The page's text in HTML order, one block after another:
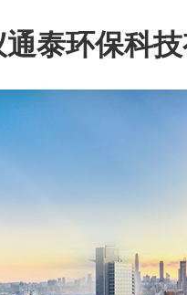
泰环保科